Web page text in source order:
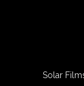
Solar